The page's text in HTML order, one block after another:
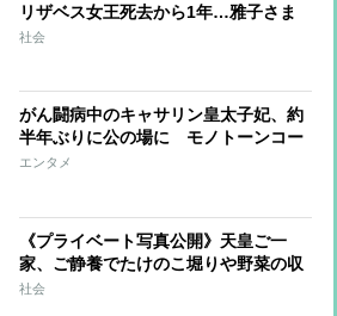
リザベス女王死去から1年…雅子さま
へ女王からのやさしさ溢れる手紙、天
社会
がん闘病中のキャサリン皇太子妃、約
半年ぶりに公の場に モノトーンコー
デファッションにみる”家族の絆”
エンタメ
《プライベート写真公開》天皇ご一
家、ご静養でたけのこ堀りや野菜の収
穫を楽しまれリラックスされた表情
社会